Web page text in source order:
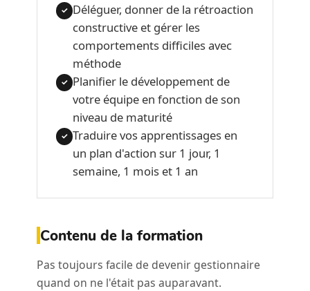
✓ Déléguer, donner de la rétroaction
constructive et gérer les
comportements difficiles avec
méthode
✓ Planifier le développement de
votre équipe en fonction de son
niveau de maturité
✓ Traduire vos apprentissages en
un plan d'action sur 1 jour, 1
semaine, 1 mois et 1 an
Contenu de la formation
Pas toujours facile de devenir gestionnaire
quand on ne l'était pas auparavant.